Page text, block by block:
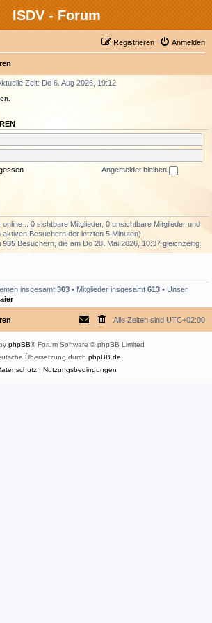
ISDV - Forum
Anmelden
Registrieren
Zeit: Do 6. Aug 2026, 19:12
Angemeldet bleiben
online :: 0 sichtbare Mitglieder, 0 unsichtbare Mitglieder und
Besuchern der letzten 5 Minuten)
935 Besuchern, die am Do 28. Mai 2026, 10:37 gleichzeitig
insgesamt 303 • Mitglieder insgesamt 613 • Unser
Alle Zeiten sind UTC+02:00
phpBB® Forum Software © phpBB Limited
Übersetzung durch phpBB.de
| Nutzungsbedingungen